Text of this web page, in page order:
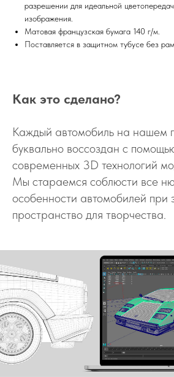
разрешении для идеальной
изображения.
Матовая французская бумага 140 г/м.
Поставляется в защитном тубусе без
Как это сделано?
Каждый автомобиль на нашем
буквально воссоздан с
современных 3D технологий
Мы стараемся соблюсти все
особенности автомобилей при
пространство для творчества.